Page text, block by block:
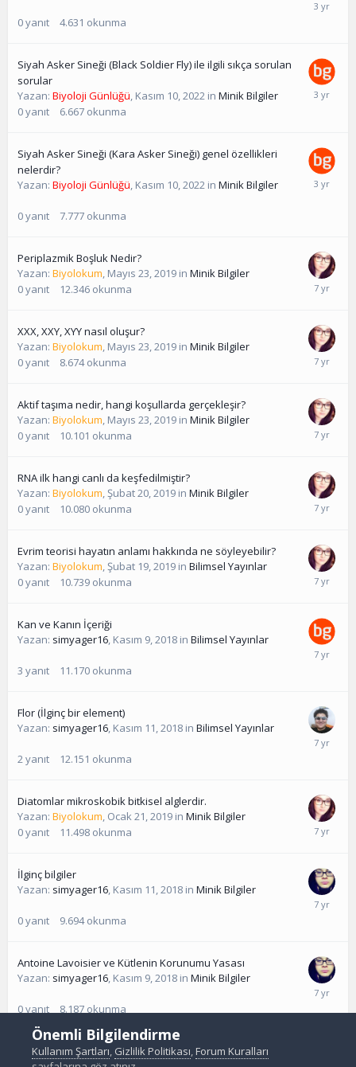
0yanıt 4.631 okunma
Siyah Asker Sineği (Black Soldier Fly) ile ilgili sıkça sorulan
sorular
Yazan: Biyoloji Günlüğü, Kasım 10, 2022 in Minik Bilgiler
0yanıt 6.667 okunma
Siyah Asker Sineği (Kara Asker Sineği) genel özellikleri
nelerdir?
Yazan: Biyoloji Günlüğü, Kasım 10, 2022 in Minik Bilgiler
0yanıt 7.777 okunma
Periplazmik Boşluk Nedir?
Yazan: Biyolokum, Mayıs 23, 2019 in Minik Bilgiler
0yanıt 12.346 okunma
XXX, XXY, XYY nasıl oluşur?
Yazan: Biyolokum, Mayıs 23, 2019 in Minik Bilgiler
0yanıt 8.674 okunma
Aktif taşıma nedir, hangi koşullarda gerçekleşir?
Yazan: Biyolokum, Mayıs 23, 2019 in Minik Bilgiler
0yanıt 10.101 okunma
RNA ilk hangi canlı da keşfedilmiştir?
Yazan: Biyolokum,Şubat 20, 2019 in Minik Bilgiler
0yanıt 10.080 okunma
Evrim teorisi hayatın anlamı hakkında ne söyleyebilir?
Yazan: Biyolokum,Şubat 19, 2019 in Bilimsel Yayınlar
0yanıt 10.739 okunma
Kan ve Kanın İçeriği
Yazan: simyager16, Kasım 9, 2018 in Bilimsel Yayınlar
3 yanıt 11.170 okunma
Flor (İlginç bir element)
Yazan: simyager16, Kasım 11, 2018 in Bilimsel Yayınlar
2yanıt 12.151 okunma
Diatomlar mikroskobik bitkisel alglerdir.
Yazan: Biyolokum, Ocak 21, 2019 in Minik Bilgiler
0yanıt 11.498 okunma
İlginç bilgiler
Yazan: simyager16, Kasım 11, 2018 in Minik Bilgiler
0yanıt 9.694 okunma
Antoine Lavoisier ve Kütlenin Korunumu Yasası
Yazan: simyager16, Kasım 9, 2018 in Minik Bilgiler
0yanıt 8.187 okunma
Önemli Bilgilendirme
Kullanım Şartları, Gizlilik Politikası,Forum Kuralları